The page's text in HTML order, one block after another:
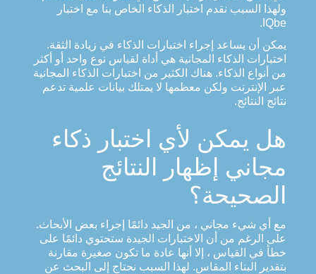
ولهذا السبب نقدم اختبار الذكاء الخاص بنا مع اختبار
IQbe.
يمكن أن يساعد إجراء اختبارات الذكاء في زيادة الثقة.
اختبارات الذكاء المجانية هي أداة لقياس نوع واحد أو أكثر
من أنواع الذكاء. هناك الكثير من اختبارات الذكاء المجانية
عبر الإنترنت ولكن معظمها لا يمتلك بيانات علمية تدعم
نتائج النتائج.
هل يمكن لأي اختبار ذكاء
مجاني إظهار النتائج
الصحيحة؟
مع أي شيء مجاني ، من الجيد دائمًا إجراء بعض الأبحاث.
على الرغم من أن الاختبارات الجيدة ستحتوي دائمًا على
خطأ في القياس ، إلا أنها عادة ما تكون صغيرة مقارنة
بتقدير البناء المقاس. لهذا السبب نحتاج إلى البحث عن